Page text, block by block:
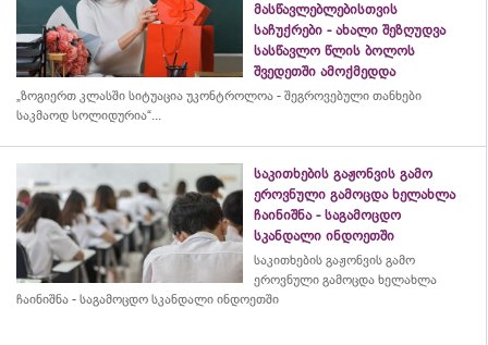
მასწავლებლებისთვის
საჩუქრები - ახალი შეზღუდვა
სასწავლო წლის ბოლოს
შვედეთში ამოქმედდა
„ზოგიერთ კლასში სიტუაცია უკონტროლოა - შეგროვებული თანხები
საკმაოდ სოლიდურია“...
საკითხების გაჟონვის გამო
ეროვნული გამოცდა ხელახლა
ჩაინიშნა - საგამოცდო
სკანდალი ინდოეთში
საკითხების გაჟონვის გამო
ეროვნული გამოცდა ხელახლა
ჩაინიშნა - საგამოცდო სკანდალი ინდოეთში